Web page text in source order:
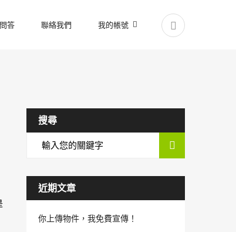
答 聯絡我們 我的帳號
搜尋
近期文章
你上傳物件，我免費宣傳！